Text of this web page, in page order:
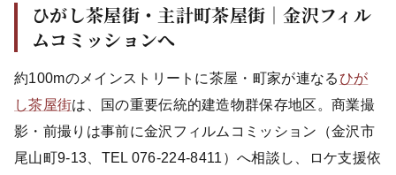
ひがし茶屋街・主計町茶屋街｜金沢フィル
ムコミッションへ
約100mのメインストリートに茶屋・町家が連なる ひが
し茶屋街は、国の重要伝統的建造物群保存地区。商業撮
影・前撮りは事前に金沢フィルムコミッション（金沢市
尾山町9-13、TEL 076-224-8411）へ相談し、ロケ支援依